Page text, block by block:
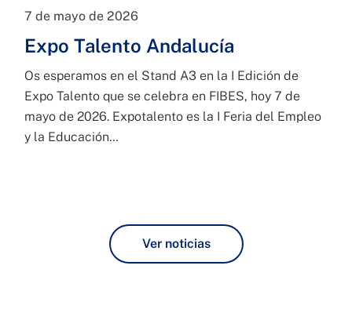
7 de mayo de 2026
Expo Talento Andalucía
Os esperamos en el Stand A3 en la I Edición de
Expo Talento que se celebra en FIBES, hoy 7 de
mayo de 2026. Expotalento es la I Feria del Empleo
y la Educación…
Ver noticias